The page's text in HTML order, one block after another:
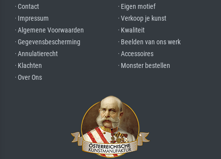
· Contact
· Impressum
· Algemene Voorwaarden
· Gegevensbescherming
· Annulatierecht
· Klachten
· Over Ons
· Eigen motief
· Verkoop je kunst
· Kwaliteit
· Beelden van ons werk
· Accessoires
· Monster bestellen